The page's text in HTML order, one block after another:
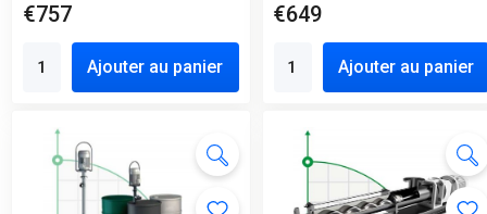
€757
Ajouter au panier
€649
Ajouter au panier